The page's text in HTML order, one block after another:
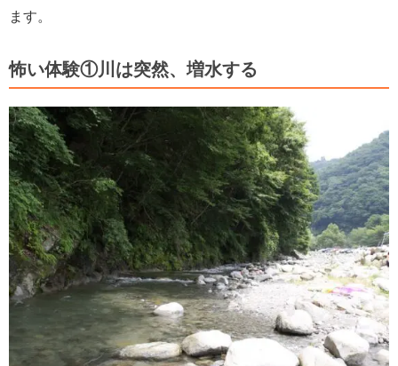
ます。
怖い体験①川は突然、増水する